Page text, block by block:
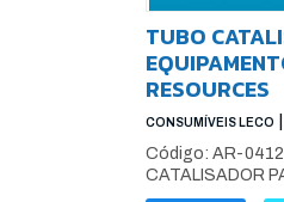
TUBO
RESOURCES
CONSUMÍVEIS LECO
Código: AR-
CATALISADOR